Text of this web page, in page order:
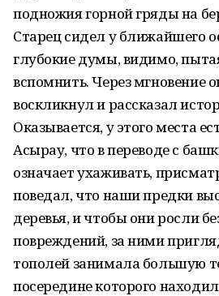
подножия горной гряды на
Старец сидел у ближайшего
глубокие думы, видимо,
вспомнить. Через мгновение
воскликнул и рассказал
Оказывается, у этого места
Асырау, что в переводе с
означает ухаживать,
поведал, что наши предки
деревья, и чтобы они росли
повреждений, за ними
тополей занимала большую
посередине которого